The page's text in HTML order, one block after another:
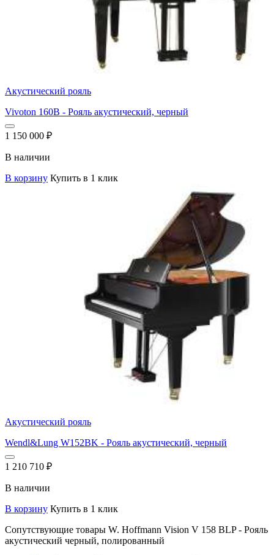
Акустический рояль
Vivoton 160B - Рояль акустический, черный
1 150 000 ₽
В наличии
В корзину Купить в 1 клик
Акустический рояль
Wendl&Lung W152BK - Рояль акустический, черный
1 210 710 ₽
В наличии
В корзину Купить в 1 клик
Сопутствующие товары W. Hoffmann Vision V 158 BLP - Рояль
акустический черный, полированный